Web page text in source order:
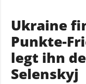
Ukraine
Punkte-
legt ihn
Selenskyj